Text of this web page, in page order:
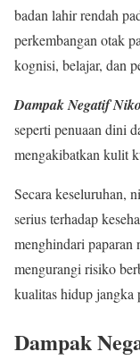
badan lahir rendah
perkembangan otak
kognisi, belajar, dan
Dampak Negatif
seperti penuaan dini
mengakibatkan kulit
Secara keseluruhan,
serius terhadap
menghindari
mengurangi risiko
kualitas hidup jangka
Dampak